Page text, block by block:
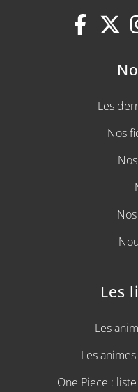
Les
Nos
Les
Les
Les
One Piece :